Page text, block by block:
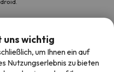
uns wichtig
um Ihnen ein auf
Nutzungserlebnis zu bieten